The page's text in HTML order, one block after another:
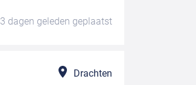
3 dagen geleden geplaatst
Drachten